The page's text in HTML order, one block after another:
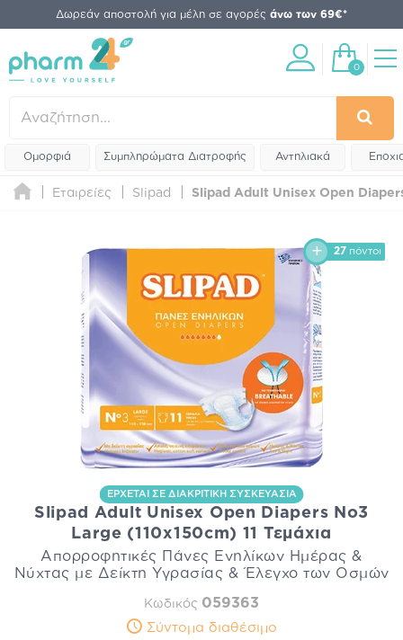
Δωρεάν αποστολή για μέλη σε αγορές άνω των 69€*
0
Ομορφιά Συμπληρώματα Διατροφής Αντηλιακά
Εταιρείες Slipad Slipad Adult Unisex Open
ΕΡΧΕΤΑΙ ΣΕ ΔΙΑΚΡΙΤΙΚΗ ΣΥΣΚΕΥΑΣΙΑ
27 πόντοι
Slipad Adult Unisex Open Diapers No3
Large (110x150cm) 11 Τεμάχια
Απορροφητικές Πάνες Ενηλίκων Ημέρας &
Νύχτας με Δείκτη Υγρασίας & Έλεγχο των Οσμών
Κωδικός 059363
Σύντομα διαθέσιμο